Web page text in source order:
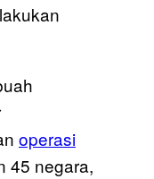
operasi
45 negara,